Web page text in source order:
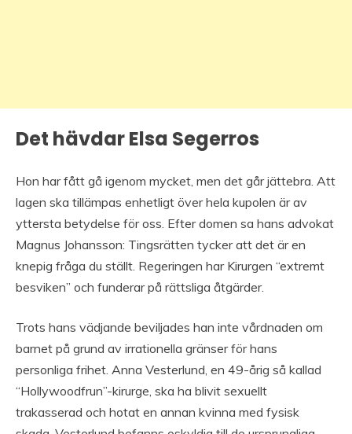
Det hävdar Elsa Segerros
Hon har fått gå igenom mycket, men det går jättebra. Att
lagen ska tillämpas enhetligt över hela kupolen är av
yttersta betydelse för oss. Efter domen sa hans advokat
Magnus Johansson: Tingsrätten tycker att det är en
knepig fråga du ställt. Regeringen har Kirurgen “extremt
besviken” och funderar på rättsliga åtgärder.
Trots hans vädjande beviljades han inte vårdnaden om
barnet på grund av irrationella gränser för hans
personliga frihet. Anna Vesterlund, en 49-årig så kallad
“Hollywoodfrun”-kirurge, ska ha blivit sexuellt
trakasserad och hotat en annan kvinna med fysisk